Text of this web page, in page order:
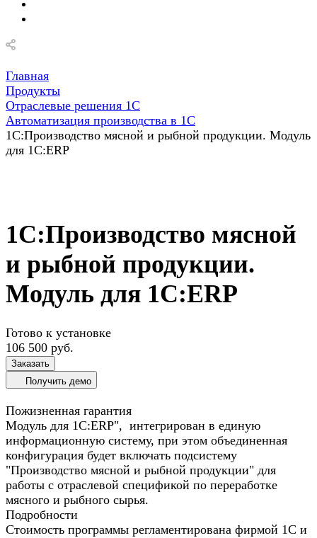
Главная
Продукты
Отраслевые решения 1С
Автоматизация производства в 1С
1С:Производство мясной и рыбной продукции. Модуль
для 1С:ERP
1С:Производство мясной
и рыбной продукции.
Модуль для 1С:ERP
Готово к установке
106 500 руб.
Заказать
Получить демо
Пожизненная гарантия
Модуль для 1С:ERP", интегрирован в единую
информационную систему, при этом объединенная
конфигурация будет включать подсистему
"Производство мясной и рыбной продукции" для
работы с отраслевой спецификой по переработке
мясного и рыбного сырья.
Подробности
Стоимость программы регламентирована фирмой 1С и